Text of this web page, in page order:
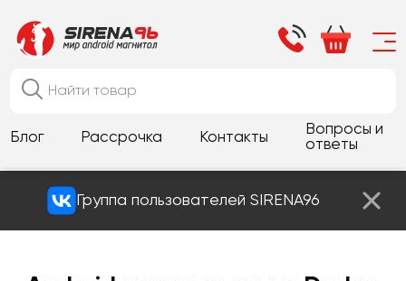
Блог Рассрочка Контакты
Вопросы и
ответы
Группа пользователей SIRENA96